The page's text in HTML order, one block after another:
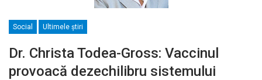
Social Ultimele ştiri
Dr. Christa Todea-Gross: Vaccinul
provoacă dezechilibru sistemului